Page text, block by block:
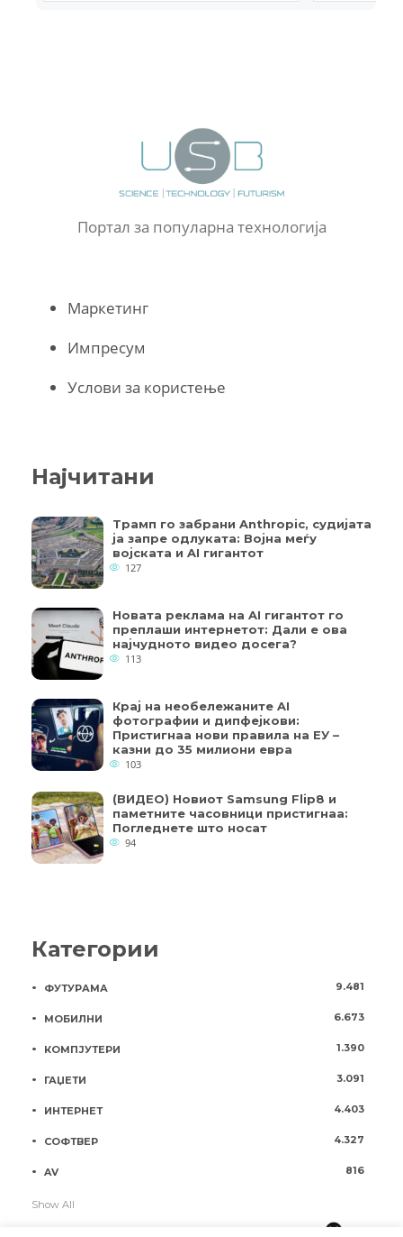
Портал за популарна технологија
Маркетинг
Импресум
Услови за користење
Најчитани
Трамп го забрани Anthropic, судијата
ја запре одлуката: Војна меѓу
војската и AI гигантот
127
Новата реклама на AI гигантот го
преплаши интернетот: Дали е ова
најчудното видео досега?
113
Крај на необележаните AI
фотографии и дипфејкови:
Пристигнаа нови правила на ЕУ –
казни до 35 милиони евра
103
(ВИДЕО) Новиот Samsung Flip8 и
паметните часовници пристигнаа:
Погледнете што носат
94
Категории
ФУТУРАМА 9.481
МОБИЛНИ 6.673
КОМПЈУТЕРИ 1.390
ГАЏЕТИ 3.091
ИНТЕРНЕТ 4.403
СОФТВЕР 4.327
AV 816
Show All